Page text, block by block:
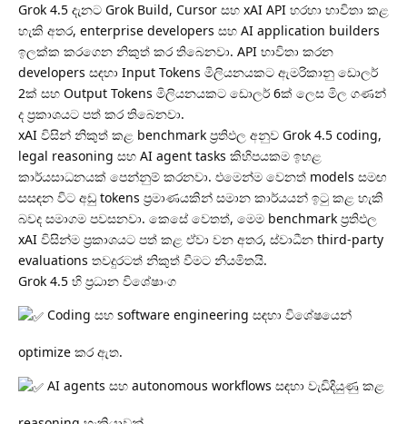
Grok 4.5 දැනට Grok Build, Cursor සහ xAI API හරහා භාවිතා කළ
හැකි අතර, enterprise developers සහ AI application builders
ඉලක්ක කරගෙන නිකුත් කර තිබෙනවා. API භාවිතා කරන
developers සඳහා Input Tokens මිලියනයකට ඇමරිකානු ඩොලර්
2ක් සහ Output Tokens මිලියනයකට ඩොලර් 6ක් ලෙස මිල ගණන්
ද ප්‍රකාශයට පත් කර තිබෙනවා.
xAI විසින් නිකුත් කළ benchmark ප්‍රතිඵල අනුව Grok 4.5 coding,
legal reasoning සහ AI agent tasks කිහිපයකම ඉහළ
කාර්යසාධනයක් පෙන්නුම් කරනවා. එමෙන්ම වෙනත් models සමඟ
සසඳන විට අඩු tokens ප්‍රමාණයකින් සමාන කාර්යයන් ඉටු කළ හැකි
බවද සමාගම පවසනවා. කෙසේ වෙතත්, මෙම benchmark ප්‍රතිඵල
xAI විසින්ම ප්‍රකාශයට පත් කළ ඒවා වන අතර, ස්වාධීන third-party
evaluations තවදුරටත් නිකුත් වීමට නියමිතයි.
Grok 4.5 හි ප්‍රධාන විශේෂාංග
Coding සහ software engineering සඳහා විශේෂයෙන්
optimize කර ඇත.
AI agents සහ autonomous workflows සඳහා වැඩිදියුණු කළ